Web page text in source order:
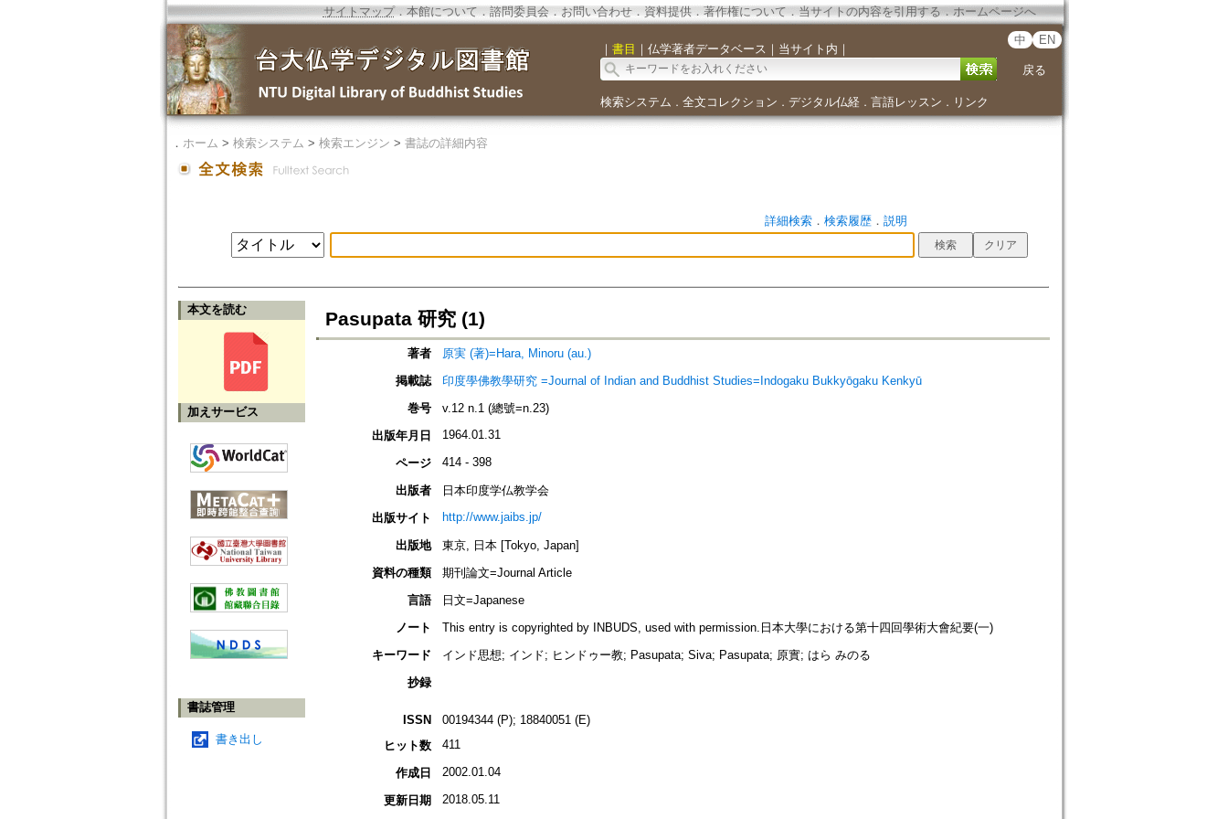
サイトマップ．本館について ． 諮問委員会． お問い合わせ． 資料提供． 著作権について．当サイトの内容を引用する ． ホームページへ
｜ 書目 ｜ 仏学著者データベース ｜ 当サイト内 ｜
中 EN
戻る
検索システム ． 全文コレクション ． デジタル仏経． 言語レッスン ． リンク
． ホーム > 検索システム > 検索エンジン > 書誌の詳細内容
詳細検索． 検索履歴． 説明
本文を読む
加えサービス
書誌管理
書き出し
Pasupata 研究 (1)
著者
原実 (著)=Hara, Minoru (au.)
掲載誌
印度學佛教學研究 =Journal of Indian and Buddhist Studies=Indogaku Bukkyōgaku Kenkyū
巻号
v.12 n.1 (總號=n.23)
出版年月日
1964.01.31
ページ 414 - 398
出版者
日本印度学仏教学会
出版サイト
http://www.jaibs.jp/
出版地
東京, 日本 [Tokyo, Japan]
資料の種類
期刊論文=Journal Article
言語
日文=Japanese
ノート
This entry is copyrighted by INBUDS, used with permission.日本大學における第十四回學術大會紀要(一)
キーワード
インド思想; インド; ヒンドゥー教; Pasupata; Siva; Pasupata; 原實; はら みのる
抄録
ISSN
00194344 (P); 18840051 (E)
ヒット数
411
作成日 2002.01.04
更新日期 2018.05.11